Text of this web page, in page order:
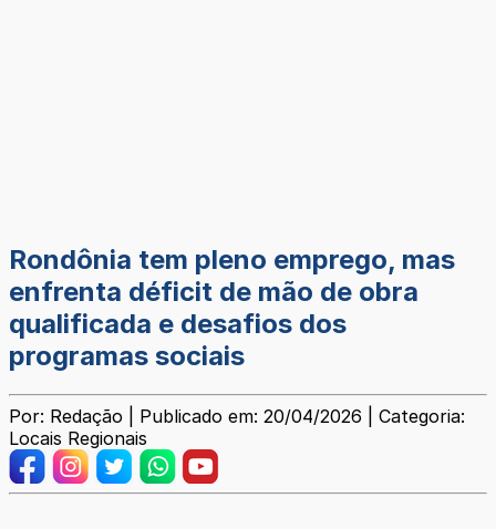
Rondônia tem pleno emprego, mas
enfrenta déficit de mão de obra
qualificada e desafios dos
programas sociais
Por: Redação | Publicado em: 20/04/2026 | Categoria:
Locais Regionais